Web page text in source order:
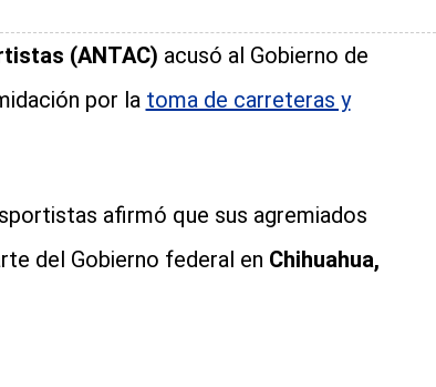
(ANTAC) acusó al Gobierno de
por la toma de carreteras y
afirmó que sus agremiados
del Gobierno federal en Chihuahua,